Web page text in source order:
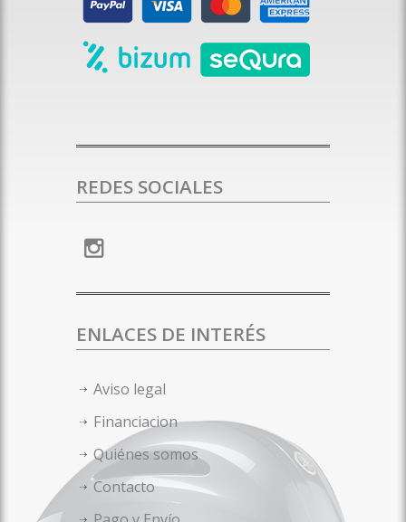
REDES SOCIALES
ENLACES DE INTERÉS
Aviso legal
Financiacion
Quiénes somos
Contacto